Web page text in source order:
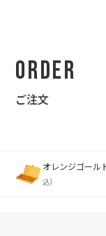
Order
ご注文
オレンジゴール